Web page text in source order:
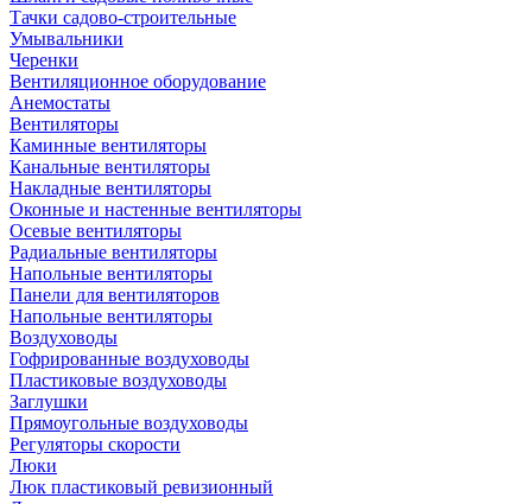
Тачки садово-строительные
Умывальники
Черенки
Вентиляционное оборудование
Анемостаты
Вентиляторы
Каминные вентиляторы
Канальные вентиляторы
Накладные вентиляторы
Оконные и настенные вентиляторы
Осевые вентиляторы
Радиальные вентиляторы
Напольные вентиляторы
Панели для вентиляторов
Напольные вентиляторы
Воздуховоды
Гофрированные воздуховоды
Пластиковые воздуховоды
Заглушки
Прямоугольные воздуховоды
Регуляторы скорости
Люки
Люк пластиковый ревизионный